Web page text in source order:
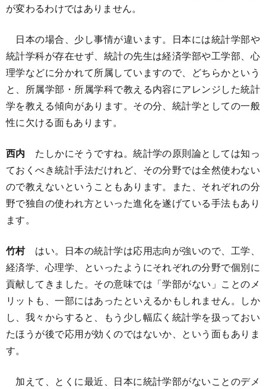
が変わるわけではありません。
日本の場合、少し事情が違います。日本には統計学部や
統計学科が存在せず、統計の先生は経済学部や工学部、心
理学などに分かれて所属していますので、どちらかという
と、所属学部・所属学科で教える内容にアレンジした統計
学を教える傾向があります。その分、統計学としての一般
性に欠ける面もあります。
西内 たしかにそうですね。統計学の原則論としては知っ
ておくべき統計手法だけれど、その分野では全然使わない
ので教えないということもあります。また、それぞれの分
野で独自の使われ方といった進化を遂げている手法もあり
ます。
竹村はい。日本の統計学は応用志向が強いので、工学、
経済学、心理学、といったようにそれぞれの分野で個別に
貢献してきました。その意味では「学部がない」ことのメ
リットも、一部にはあったといえるかもしれません。しか
し、我々からすると、もう少し幅広く統計学を扱っておい
たほうが後で応用が効くのではないか、という面もありま
す。
加えて、とくに最近、日本に統計学部がないことのデメ